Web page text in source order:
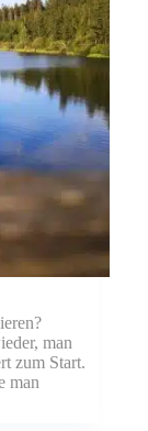
man
zum Start.
man